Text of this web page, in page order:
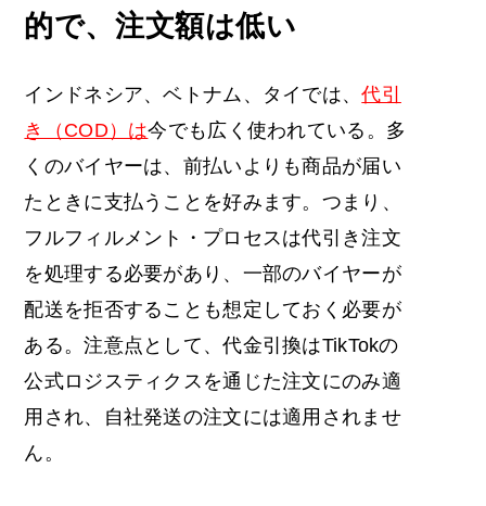
的で、注文額は低い
インドネシア、ベトナム、タイでは、代引
き（COD）は今でも広く使われている。多
くのバイヤーは、前払いよりも商品が届い
たときに支払うことを好みます。つまり、
フルフィルメント・プロセスは代引き注文
を処理する必要があり、一部のバイヤーが
配送を拒否することも想定しておく必要が
ある。注意点として、代金引換はTikTokの
公式ロジスティクスを通じた注文にのみ適
用され、自社発送の注文には適用されませ
ん。